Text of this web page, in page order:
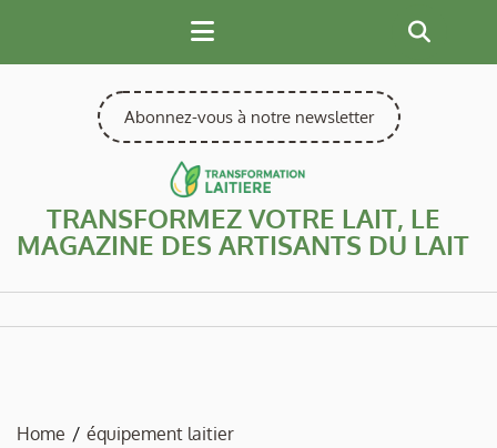
content
Abonnez-vous à notre newsletter
TRANSFORMEZ VOTRE LAIT, LE
MAGAZINE DES ARTISANTS DU LAIT
Home équipement laitier